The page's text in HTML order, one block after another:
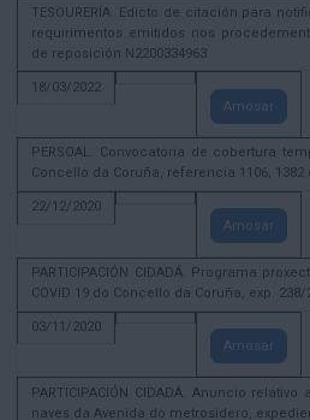
TESOURERÍA. Edicto de citación para
requirimentos emitidos nos
de reposición N2200334963
18/03/2022
Amosar
PERSOAL. Convocatoria de cobertura
Concello da Coruña, referencia 1106, 1382
22/12/2020
Amosar
PARTICIPACIÓN CIDADÁ. Programa
COVID 19 do Concello da Coruña, exp. 238/
03/11/2020
Amosar
PARTICIPACIÓN CIDADÁ. Anuncio
naves da Avenida do metrosidero,